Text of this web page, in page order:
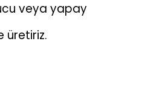
veya yapay
üretiriz.